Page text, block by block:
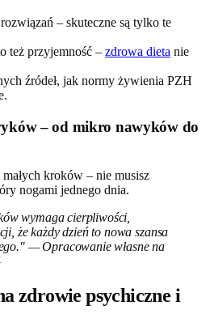
– skuteczne są tylko te
też przyjemność – zdrowa dieta nie
źródeł, jak normy żywienia PZH
– od mikro nawyków do
kroków – nie musisz
nogami jednego dnia.
wymaga cierpliwości,
że każdy dzień to nowa szansa
— Opracowanie własne na
zdrowie psychiczne i